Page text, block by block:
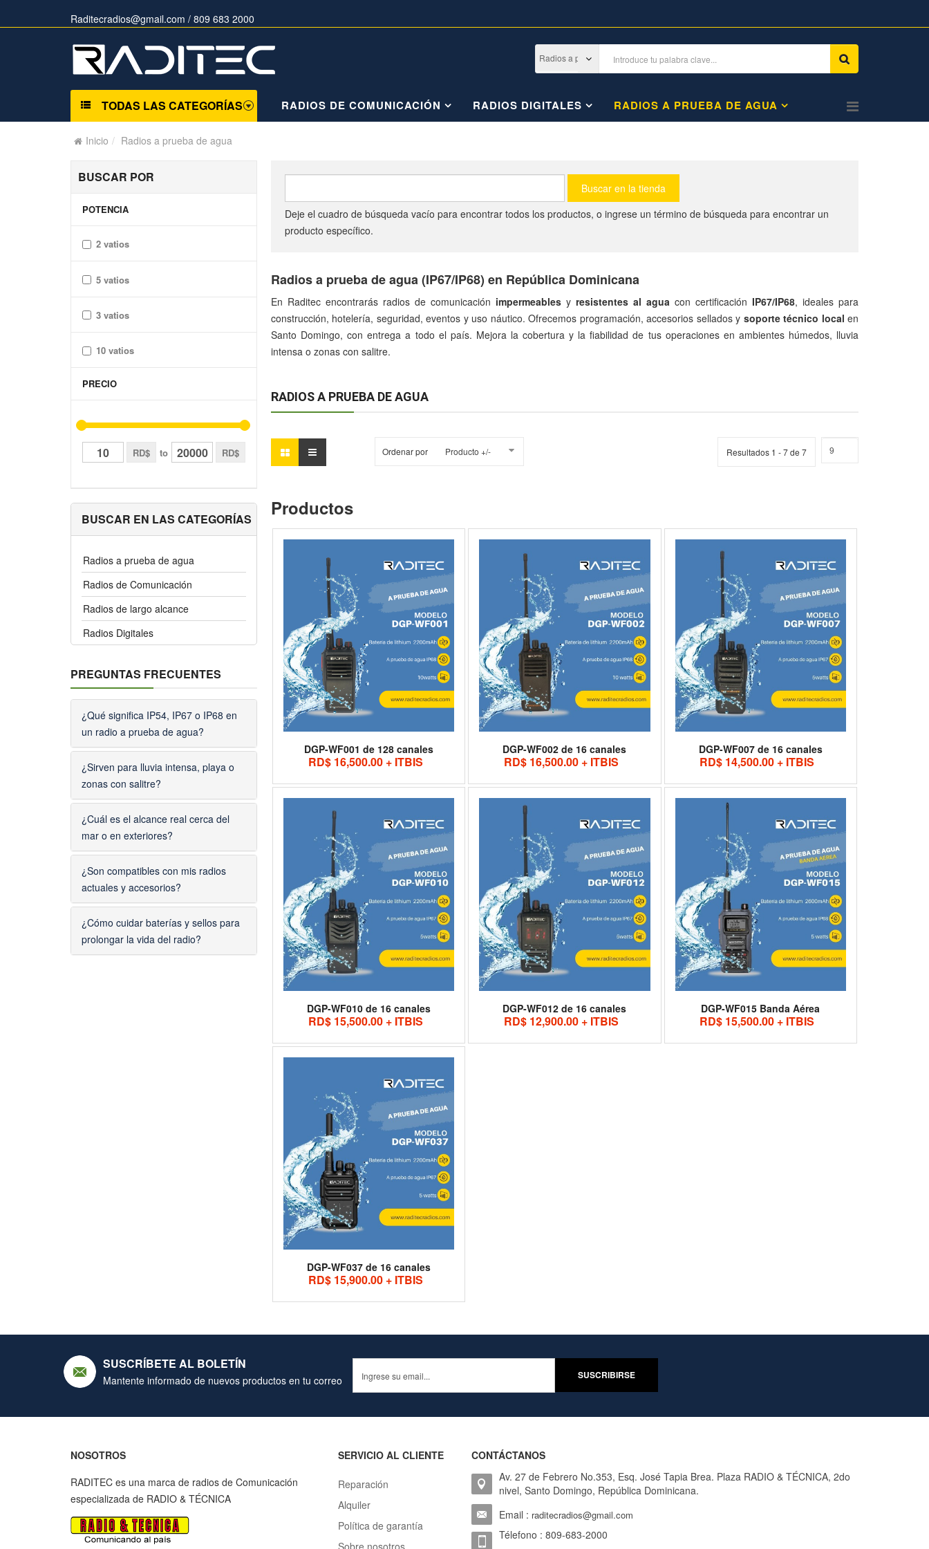
Raditecradios@gmail.com / 809 683 2000
TODAS LAS CATEGORÍAS RADIOS DE COMUNICACIÓN RADIOS DIGITALES RADIOS A PRUEBA DE AGUA
Inicio Radios a prueba de agua
BUSCAR POR
POTENCIA
2 vatios
5 vatios
3 vatios
10 vatios
PRECIO
RD$ to RD$
BUSCAR EN LAS CATEGORÍAS
Radios a prueba de agua
Radios de Comunicación
Radios de largo alcance
Radios Digitales
PREGUNTAS FRECUENTES
¿Qué significa IP54, IP67 o IP68 en
un radio a prueba de agua?
¿Sirven para lluvia intensa, playa o
zonas con salitre?
¿Cuál es el alcance real cerca del
mar o en exteriores?
¿Son compatibles con mis radios
actuales y accesorios?
¿Cómo cuidar baterías y sellos para
prolongar la vida del radio?
Deje el cuadro de búsqueda vacío para encontrar todos los productos, o ingrese un término de búsqueda para encontrar un
producto específico.
Radios a prueba de agua (IP67/IP68) en República Dominicana
En Raditec encontrarás radios de comunicación impermeables y resistentes al agua con certificación IP67/IP68, ideales para
construcción, hotelería, seguridad, eventos y uso náutico. Ofrecemos programación, accesorios sellados y soporte técnico local en
Santo Domingo, con entrega a todo el país. Mejora la cobertura y la fiabilidad de tus operaciones en ambientes húmedos, lluvia
intensa o zonas con salitre.
RADIOS A PRUEBA DE AGUA
Ordenar por Producto +/- Resultados 1 - 7 de 7
Productos
DGP-WF001 de 128 canales
RD$ 16,500.00 + ITBIS
DGP-WF002 de 16 canales
RD$ 16,500.00 + ITBIS
DGP-WF007 de 16 canales
RD$ 14,500.00 + ITBIS
DGP-WF010 de 16 canales
RD$ 15,500.00 + ITBIS
DGP-WF012 de 16 canales
RD$ 12,900.00 + ITBIS
DGP-WF015 Banda Aérea
RD$ 15,500.00 + ITBIS
DGP-WF037 de 16 canales
RD$ 15,900.00 + ITBIS
SUSCRÍBETE AL BOLETÍN
Mantente informado de nuevos productos en tu correo
NOSOTROS
RADITEC es una marca de radios de Comunicación
especializada de RADIO & TÉCNICA
SERVICIO AL CLIENTE
Reparación
Alquiler
Política de garantía
CONTÁCTANOS
Av. 27 de Febrero No.353, Esq. José Tapia Brea. Plaza RADIO & TÉCNICA, 2do
nivel, Santo Domingo, República Dominicana.
Email : raditecradios@gmail.com
Télefono : 809-683-2000